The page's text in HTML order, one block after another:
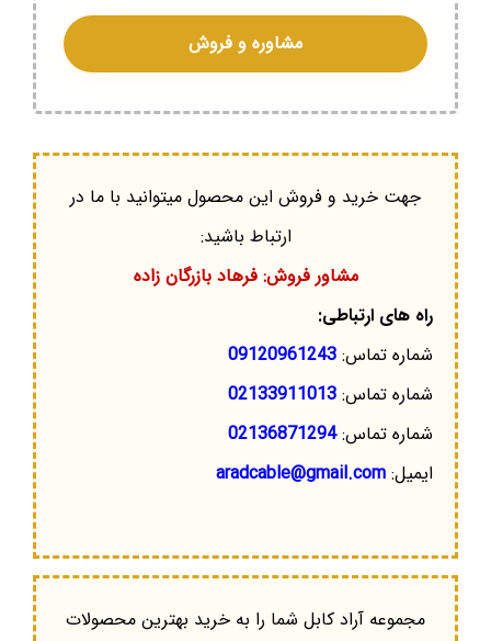
مشاوره و فروش
جهت خرید و فروش این محصول میتوانید با ما در
ارتباط باشید:
مشاور فروش: فرهاد بازرگان زاده
راه های ارتباطی:
شماره تماس: 09120961243
شماره تماس: 02133911013
شماره تماس:02136871294
ایمیل: aradcable@gmail.com
مجموعه آراد کابل شما را به خرید بهترین محصولات